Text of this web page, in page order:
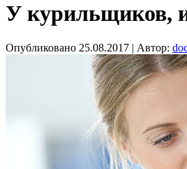
У курильщиков,
Опубликовано 25.08.2017 | Автор: